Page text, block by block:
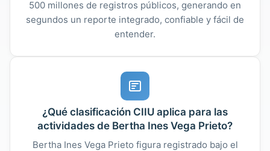
500 millones de registros públicos, generando en
segundos un reporte integrado, confiable y fácil de
entender.
¿Qué clasificación CIIU aplica para las
actividades de Bertha Ines Vega Prieto?
Bertha Ines Vega Prieto figura registrado bajo el